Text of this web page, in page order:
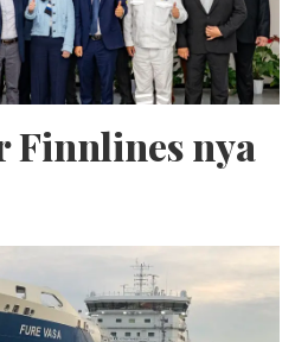
Finnlines nya